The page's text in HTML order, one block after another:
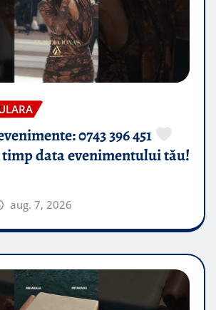
0743 396 451
timp data evenimentului tău!
aug. 7, 2026